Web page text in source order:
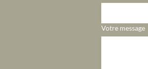
Votre message